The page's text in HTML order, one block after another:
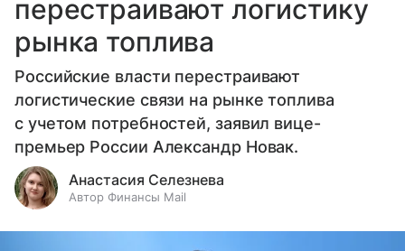
перестраивают логистику
рынка топлива
Российские власти перестраивают
логистические связи на рынке топлива
с учетом потребностей, заявил вице-
премьер России Александр Новак.
Анастасия Селезнева
Автор Финансы Mail